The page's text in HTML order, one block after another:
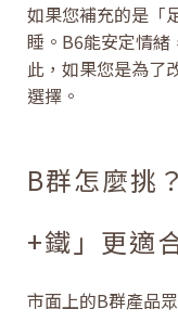
如果您補充的是「
睡。B6能安定情緒
此，如果您是為了
選擇。
B群怎麼挑
+鐵」更適
市面上的B群產品